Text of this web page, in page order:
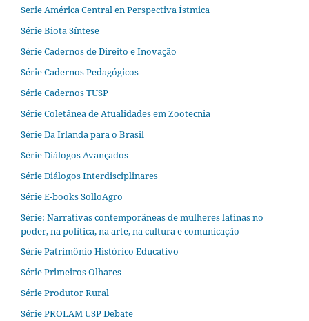
Serie América Central en Perspectiva Ístmica
Série Biota Síntese
Série Cadernos de Direito e Inovação
Série Cadernos Pedagógicos
Série Cadernos TUSP
Série Coletânea de Atualidades em Zootecnia
Série Da Irlanda para o Brasil
Série Diálogos Avançados
Série Diálogos Interdisciplinares
Série E-books SolloAgro
Série: Narrativas contemporâneas de mulheres latinas no
poder, na política, na arte, na cultura e comunicação
Série Patrimônio Histórico Educativo
Série Primeiros Olhares
Série Produtor Rural
Série PROLAM USP Debate